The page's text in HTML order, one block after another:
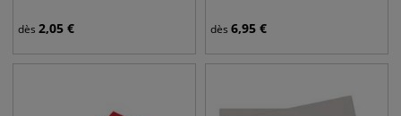
dès 2,05 € dès 6,95 €